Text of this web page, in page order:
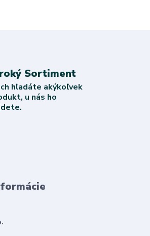
Sortiment
hľadáte akýkoľvek
u nás ho